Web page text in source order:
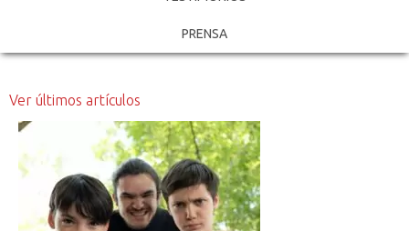
PRENSA
Ver últimos artículos